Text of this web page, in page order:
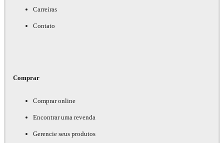
Carreiras
Contato
Comprar
Comprar online
Encontrar uma revenda
Gerencie seus produtos